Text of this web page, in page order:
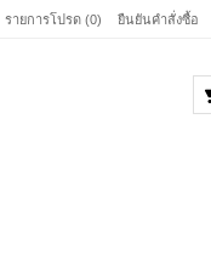
รายการโปรด (0) ยืนยันคำสั่งซื้อ